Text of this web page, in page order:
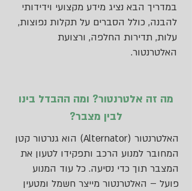
במדריך הבא נציג מידע מקצועי וידידותי
להבנה, כולל הסברים על תקלות נפוצות,
עלות, תדירות החלפה, ורצועת
האלטרנטור.
מה זה אלטרנטור? ומה ההבדל בינו
לבין מצבר?
האלטרנטור (Alternator) הוא גנרטור קטן
המחובר למנוע הרכב ותפקידו לטעון את
המצבר תוך כדי נסיעה. כל עוד המנוע
פועל – האלטרנטור מייצר חשמל ומטעין